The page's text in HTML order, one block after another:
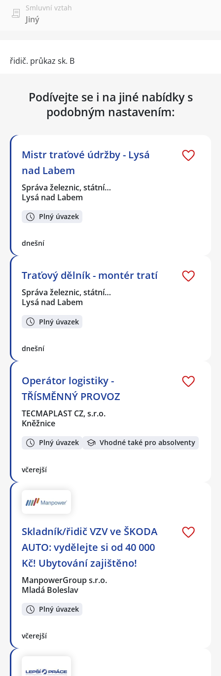
Smluvní vztah
Jiný
řidič. průkaz sk. B
Podívejte se i na jiné nabídky s
podobným nastavením:
Mistr traťové údržby - Lysá
nad Labem
Správa železnic, státní…
Lysá nad Labem
Plný úvazek
dnešní
Traťový dělník - montér tratí
Správa železnic, státní…
Lysá nad Labem
Plný úvazek
dnešní
Operátor logistiky -
TŘÍSMĚNNÝ PROVOZ
TECMAPLAST CZ, s.r.o.
Kněžnice
Plný úvazek Vhodné také pro absolventy
včerejší
Skladník/řidič VZV ve ŠKODA
AUTO: vydělejte si od 40 000
Kč! Ubytování zajištěno!
ManpowerGroup s.r.o.
Mladá Boleslav
Plný úvazek
včerejší